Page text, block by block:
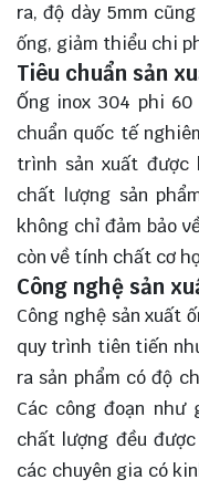
ra, độ dày 5mm
ống, giảm thiểu chi
Tiêu chuẩn sản
Ống inox 304 phi
chuẩn quốc tế
trình sản xuất được
chất lượng sản
không chỉ đảm bảo
còn về tính chất cơ
Công nghệ sản
Công nghệ sản xuất
quy trình tiên tiến
ra sản phẩm có độ
Các công đoạn như
chất lượng đều
các chuyên gia có